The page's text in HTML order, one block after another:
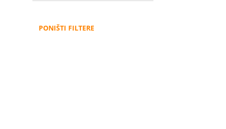
PONIŠTI FILTERE